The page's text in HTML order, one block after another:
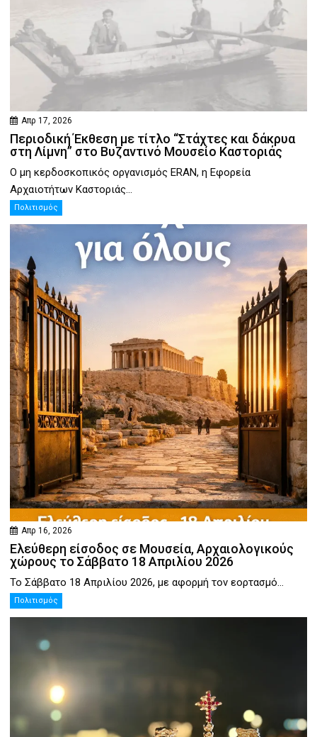
Απρ 17, 2026
Περιοδική Έκθεση με τίτλο “Στάχτες και δάκρυα
στη Λίμνη” στο Βυζαντινό Μουσείο Καστοριάς
Ο μη κερδοσκοπικός οργανισμός ERAN, η Εφορεία
Αρχαιοτήτων Καστοριάς...
Πολιτισμός
Απρ 16, 2026
Ελεύθερη είσοδος σε Μουσεία, Αρχαιολογικούς
χώρους το Σάββατο 18 Απριλίου 2026
Το Σάββατο 18 Απριλίου 2026, με αφορμή τον εορτασμό...
Πολιτισμός